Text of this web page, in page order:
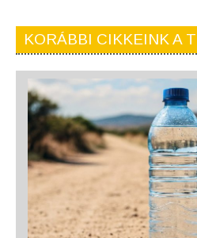
KORÁBBI CIKKEINK A